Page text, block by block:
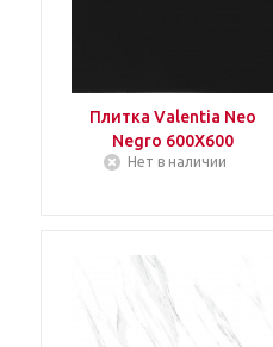
Плитка Valentia Neo
Negro 600Х600
Нет в наличии